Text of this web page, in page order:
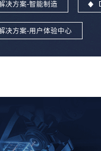
决方案-智能制造
决方案-用户体验中心